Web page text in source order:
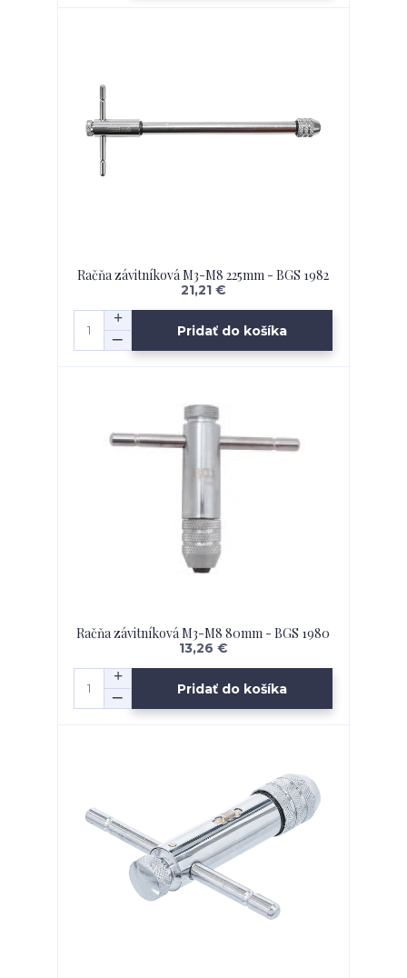
Račňa závitníková M3-M8 225mm - BGS 1982
21,21 €
Pridať do košíka
Račňa závitníková M3-M8 80mm - BGS 1980
13,26 €
Pridať do košíka